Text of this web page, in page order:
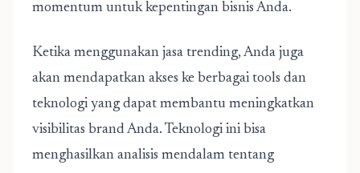
momentum untuk kepentingan bisnis Anda.
Ketika menggunakan jasa trending, Anda juga
akan mendapatkan akses ke berbagai tools dan
teknologi yang dapat membantu meningkatkan
visibilitas brand Anda. Teknologi ini bisa
menghasilkan analisis mendalam tentang